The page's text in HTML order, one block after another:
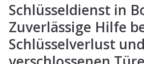
Schlüsseldienst in
Zuverlässige Hilfe
Schlüsselverlust und